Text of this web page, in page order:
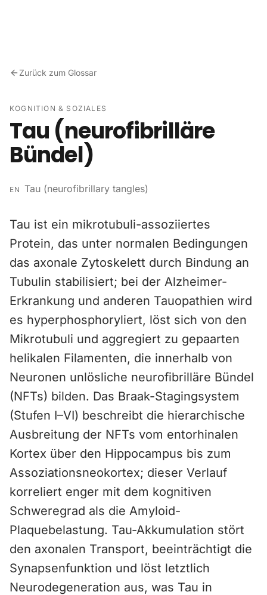
Zurück zum Glossar
KOGNITION & SOZIALES
Tau (neurofibrilläre
Bündel)
EN Tau (neurofibrillary tangles)
Tau ist ein mikrotubuli-assoziiertes
Protein, das unter normalen Bedingungen
das axonale Zytoskelett durch Bindung an
Tubulin stabilisiert; bei der Alzheimer-
Erkrankung und anderen Tauopathien wird
es hyperphosphoryliert, löst sich von den
Mikrotubuli und aggregiert zu gepaarten
helikalen Filamenten, die innerhalb von
Neuronen unlösliche neurofibrilläre Bündel
(NFTs) bilden. Das Braak-Stagingsystem
(Stufen I–VI) beschreibt die hierarchische
Ausbreitung der NFTs vom entorhinalen
Kortex über den Hippocampus bis zum
Assoziationsneokortex; dieser Verlauf
korreliert enger mit dem kognitiven
Schweregrad als die Amyloid-
Plaquebelastung. Tau-Akkumulation stört
den axonalen Transport, beeinträchtigt die
Synapsenfunktion und löst letztlich
Neurodegeneration aus, was Tau in